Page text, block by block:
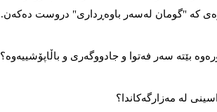
کە "گومان لەسەر باوەڕداری" دروست دەکەن.
بێتە سەر فەتوا و جادووگەری و باڵاپۆشییەوە؟
لە مەزارگەکاندا؟